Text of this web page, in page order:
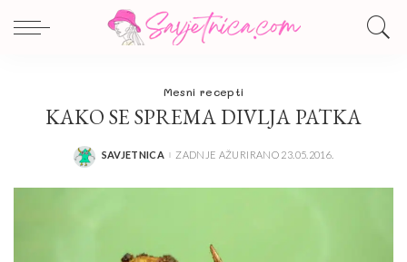
Mesni recepti
KAKO SE SPREMA DIVLJA PATKA
POSTED
SAVJETNICA ZADNJE AŽURIRANO 23.05.2016.